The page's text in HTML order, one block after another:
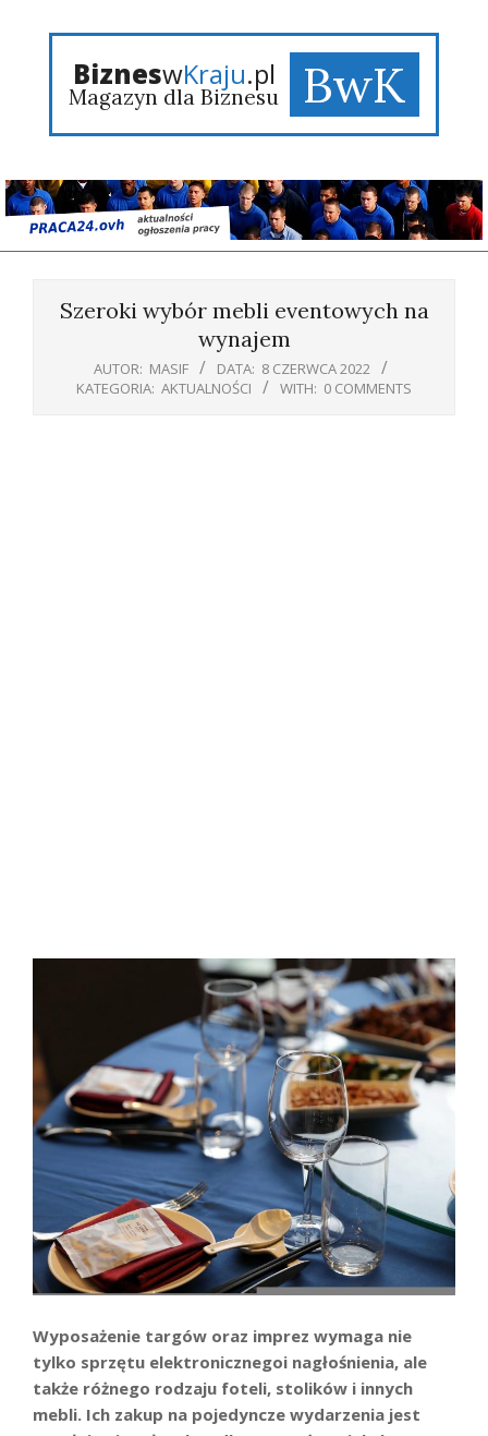
BizneswKraju.pl
Magazyn dla Biznesu BwK
Szeroki wybór mebli eventowych na
wynajem
AUTOR: MASIF DATA: 8 CZERWCA 2022
KATEGORIA: AKTUALNOŚCI WITH: 0 COMMENTS
Wyposażenie targów oraz imprez wymaga nie
tylko sprzętu elektronicznegoi nagłośnienia, ale
także różnego rodzaju foteli, stolików i innych
mebli. Ich zakup na pojedyncze wydarzenia jest